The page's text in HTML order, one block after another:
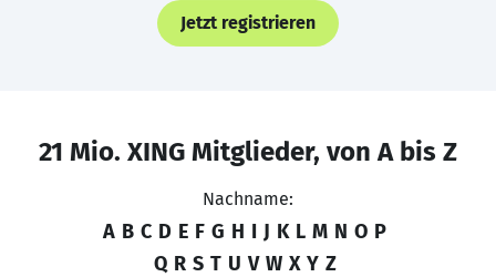
Jetzt registrieren
21 Mio. XING Mitglieder, von A bis Z
Nachname:
A B C D E F G H I J K L M N O P
Q R S T U V W X Y Z